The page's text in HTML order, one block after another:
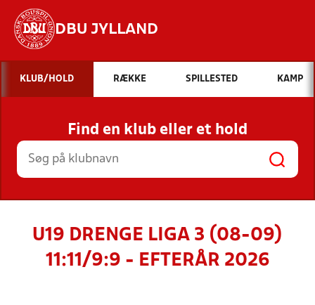
DBU JYLLAND
Hvad vil du søge efter?
INDHOLD OG NYHEDER
STILLINGER, RESULTATER, KLUBBER OG
HOLD
KLUB/HOLD RÆKKE SPILLESTED KAMP
Find en klub eller et hold
U19 DRENGE LIGA 3 (08-09)
11:11/9:9 - EFTERÅR 2026